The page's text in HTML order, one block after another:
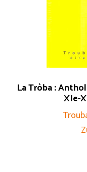
La Tròba :
XIe-